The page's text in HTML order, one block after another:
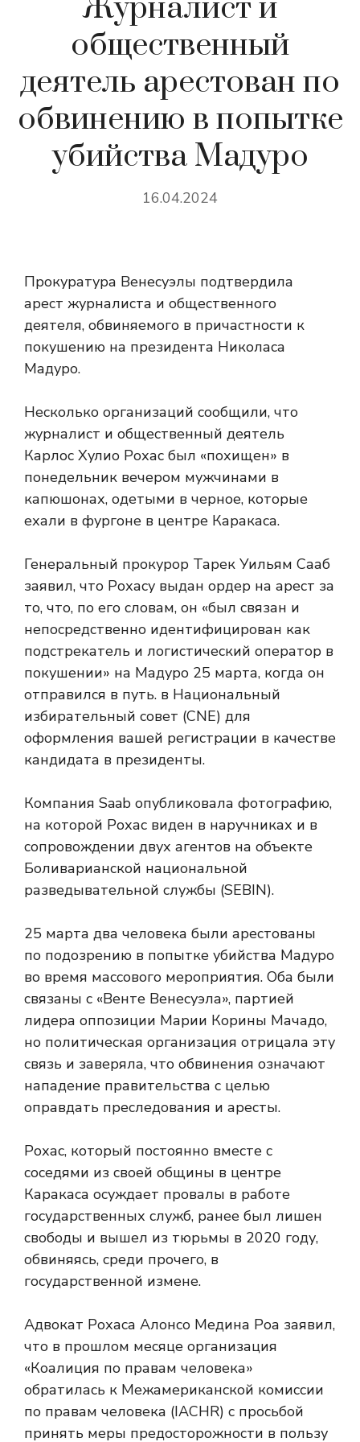
Журналист и
общественный
деятель арестован по
обвинению в попытке
убийства Мадуро
16.04.2024
Прокуратура Венесуэлы подтвердила
арест журналиста и общественного
деятеля, обвиняемого в причастности к
покушению на президента Николаса
Мадуро.
Несколько организаций сообщили, что
журналист и общественный деятель
Карлос Хулио Рохас был «похищен» в
понедельник вечером мужчинами в
капюшонах, одетыми в черное, которые
ехали в фургоне в центре Каракаса.
Генеральный прокурор Тарек Уильям Сааб
заявил, что Рохасу выдан ордер на арест за
то, что, по его словам, он «был связан и
непосредственно идентифицирован как
подстрекатель и логистический оператор в
покушении» на Мадуро 25 марта, когда он
отправился в путь. в Национальный
избирательный совет (CNE) для
оформления вашей регистрации в качестве
кандидата в президенты.
Компания Saab опубликовала фотографию,
на которой Рохас виден в наручниках и в
сопровождении двух агентов на объекте
Боливарианской национальной
разведывательной службы (SEBIN).
25 марта два человека были арестованы
по подозрению в попытке убийства Мадуро
во время массового мероприятия. Оба были
связаны с «Венте Венесуэла», партией
лидера оппозиции Марии Корины Мачадо,
но политическая организация отрицала эту
связь и заверяла, что обвинения означают
нападение правительства с целью
оправдать преследования и аресты.
Рохас, который постоянно вместе с
соседями из своей общины в центре
Каракаса осуждает провалы в работе
государственных служб, ранее был лишен
свободы и вышел из тюрьмы в 2020 году,
обвиняясь, среди прочего, в
государственной измене.
Адвокат Рохаса Алонсо Медина Роа заявил,
что в прошлом месяце организация
«Коалиция по правам человека»
обратилась к Межамериканской комиссии
по правам человека (IACHR) с просьбой
принять меры предосторожности в пользу